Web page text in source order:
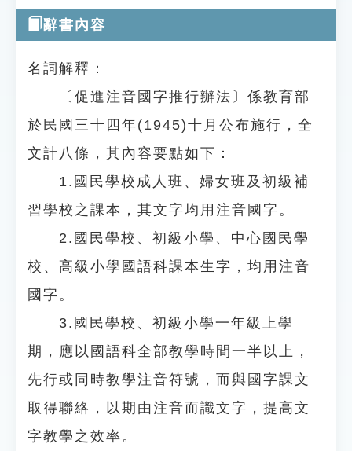
辭書內容
名詞解釋：
〔促進注音國字推行辦法〕係教育部
於民國三十四年(1945)十月公布施行，全
文計八條，其內容要點如下：
1.國民學校成人班、婦女班及初級補
習學校之課本，其文字均用注音國字。
2.國民學校、初級小學、中心國民學
校、高級小學國語科課本生字，均用注音
國字。
3.國民學校、初級小學一年級上學
期，應以國語科全部教學時間一半以上，
先行或同時教學注音符號，而與國字課文
取得聯絡，以期由注音而識文字，提高文
字教學之效率。